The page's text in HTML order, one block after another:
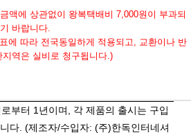
액에 상관없이 왕복택배비 7,000원이 부과되
바랍니다.
에 따라 전국동일하게 적용되고, 교환이나 반
역은 실비로 청구됩니다.)
부터 1년이며, 각 제품의 출시는 구입
다. (제조자/수입자: (주)한독인터네셔